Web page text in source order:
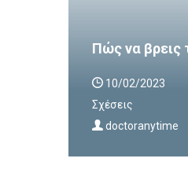
Πώς να βρεις
10/02/2023
Σχέσεις
doctoranytime